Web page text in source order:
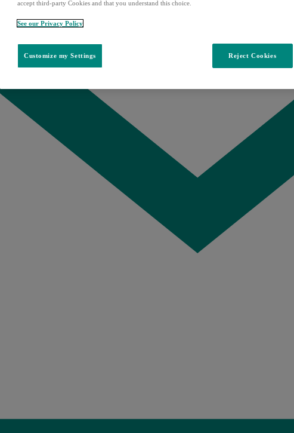
accept third-party Cookies and that you understand this choice.
See our Privacy Policy
Customize my Settings Reject Cookies